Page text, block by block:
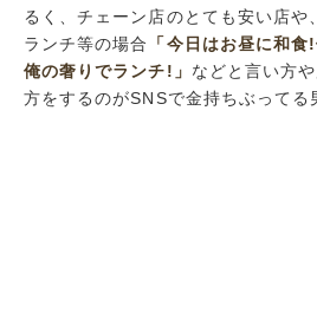
るく、チェーン店のとても安い店や
ランチ等の場合
「今日はお昼に和食
俺の奢りでランチ!」 などと言い方
方をするのがSNSで金持ちぶってる